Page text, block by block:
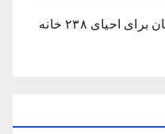
مذاکره شهرداری مشهد با مالکان برای احیای ۲۳۸ خانه